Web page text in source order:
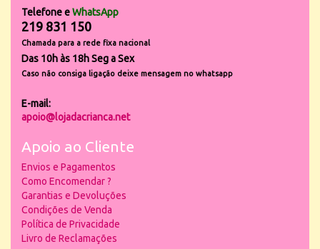
Telefone eWhatsApp
219 831 150
Chamada para a rede fixa nacional
Das 10h às 18h Seg a Sex
Caso não consiga ligação deixe mensagem no whatsapp
E-mail:
apoio@lojadacrianca.net
Apoio ao Cliente
Envios e Pagamentos
Como Encomendar ?
Garantias e Devoluções
Condições de Venda
Política de Privacidade
Livro de Reclamações